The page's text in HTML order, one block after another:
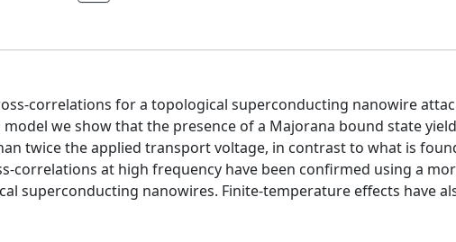
correlations for a topological superconducting nanowire
we show that the presence of a Majorana bound state
twice the applied transport voltage, in contrast to what is
correlations at high frequency have been confirmed using a
superconducting nanowires. Finite-temperature effects have